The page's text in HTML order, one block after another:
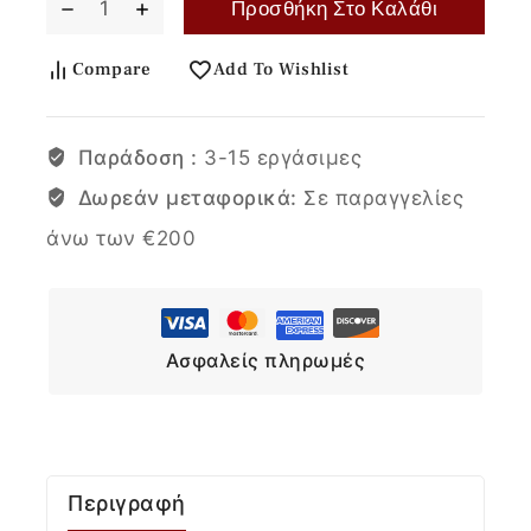
Προσθήκη Στο Καλάθι
Compare Add To Wishlist
Παράδοση : 3-15 εργάσιμες
Δωρεάν μεταφορικά: Σε παραγγελίες
άνω των €200
Ασφαλείς πληρωμές
Περιγραφή